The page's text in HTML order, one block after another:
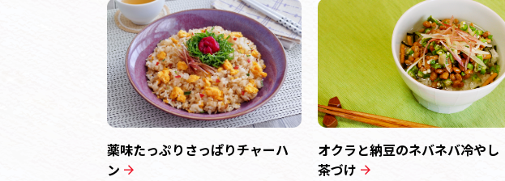
薬味たっぷりさっぱりチャーハ
ン
オクラと納豆のネバネバ冷やし
茶づけ